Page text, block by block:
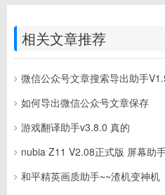
相关文章推荐
微信公众号文章搜索导出助手
如何导出微信公众号文章保存
游戏翻译助手v3.8.0 真的
nubia Z11 V2.08正式版 屏幕助
和平精英画质助手~~渣机变神机